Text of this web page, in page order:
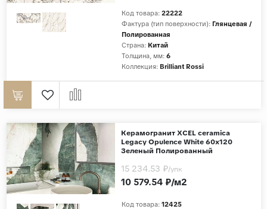
Код товара: 22222
Фактура (тип поверхности): Глянцевая /
Полированная
Страна: Китай
Толщина, мм: 6
Коллекция: Brilliant Rossi
Керамогранит XCEL ceramica
Legacy Opulence White 60x120
Зеленый Полированный
Код товара: 12425
10 579.54 ₽/м2
15 234.53 ₽/упк